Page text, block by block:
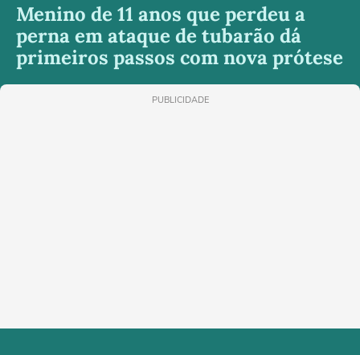
Menino de 11 anos que perdeu a
perna em ataque de tubarão dá
primeiros passos com nova prótese
PUBLICIDADE